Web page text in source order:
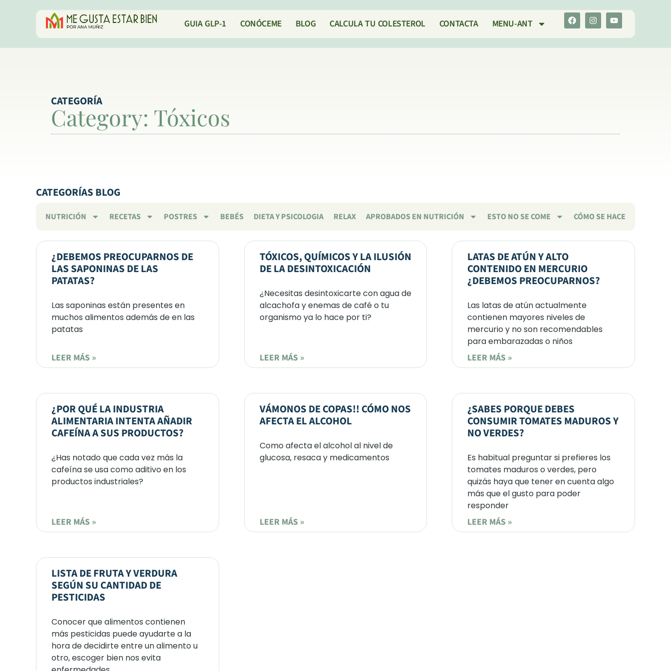
GUIA GLP-1 CONÓCEME BLOG CALCULA TU COLESTEROL CONTACTA MENU-ANT
CATEGORÍA
Category: Tóxicos
CATEGORÍAS BLOG
NUTRICIÓN RECETAS POSTRES BEBÉS DIETA Y PSICOLOGIA RELAX APROBADOS EN NUTRICIÓN ESTO NO SE COME CÓMO SE HACE
¿DEBEMOS PREOCUPARNOS DE
LAS SAPONINAS DE LAS
PATATAS?
Las saponinas están presentes en
muchos alimentos además de en las
patatas
LEER MÁS »
TÓXICOS, QUÍMICOS Y LA ILUSIÓN
DE LA DESINTOXICACIÓN
¿Necesitas desintoxicarte con agua de
alcachofa y enemas de café o tu
organismo ya lo hace por ti?
LEER MÁS »
LATAS DE ATÚN Y ALTO
CONTENIDO EN MERCURIO
¿DEBEMOS PREOCUPARNOS?
Las latas de atún actualmente
contienen mayores niveles de
mercurio y no son recomendables
para embarazadas o niños
LEER MÁS »
¿POR QUÉ LA INDUSTRIA
ALIMENTARIA INTENTA AÑADIR
CAFEÍNA A SUS PRODUCTOS?
¿Has notado que cada vez más la
cafeína se usa como aditivo en los
productos industriales?
LEER MÁS »
VÁMONOS DE COPAS!! CÓMO NOS
AFECTA EL ALCOHOL
Como afecta el alcohol al nivel de
glucosa, resaca y medicamentos
LEER MÁS »
¿SABES PORQUE DEBES
CONSUMIR TOMATES MADUROS Y
NO VERDES?
Es habitual preguntar si prefieres los
tomates maduros o verdes, pero
quizás haya que tener en cuenta algo
más que el gusto para poder
responder
LEER MÁS »
LISTA DE FRUTA Y VERDURA
SEGÚN SU CANTIDAD DE
PESTICIDAS
Conocer que alimentos contienen
más pesticidas puede ayudarte a la
hora de decidirte entre un alimento u
otro, escoger bien nos evita